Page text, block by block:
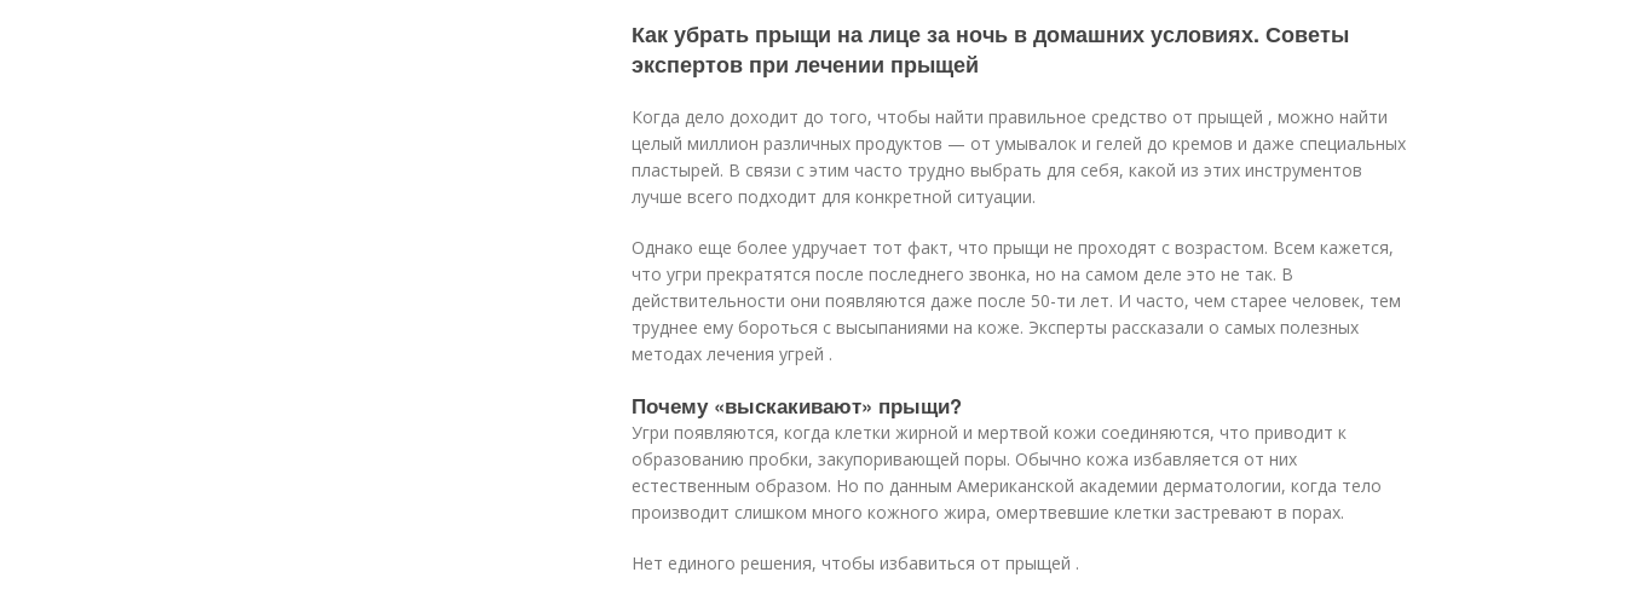
Как убрать прыщи на лице за ночь в домашних условиях. Советы
экспертов при лечении прыщей
Когда дело доходит до того, чтобы найти правильное средство от прыщей , можно найти
целый миллион различных продуктов — от умывалок и гелей до кремов и даже специальных
пластырей. В связи с этим часто трудно выбрать для себя, какой из этих инструментов
лучше всего подходит для конкретной ситуации.
Однако еще более удручает тот факт, что прыщи не проходят с возрастом. Всем кажется,
что угри прекратятся после последнего звонка, но на самом деле это не так. В
действительности они появляются даже после 50-ти лет. И часто, чем старее человек, тем
труднее ему бороться с высыпаниями на коже. Эксперты рассказали о самых полезных
методах лечения угрей .
Почему «выскакивают» прыщи?
Угри появляются, когда клетки жирной и мертвой кожи соединяются, что приводит к
образованию пробки, закупоривающей поры. Обычно кожа избавляется от них
естественным образом. Но по данным Американской академии дерматологии, когда тело
производит слишком много кожного жира, омертвевшие клетки застревают в порах.
Нет единого решения, чтобы избавиться от прыщей .